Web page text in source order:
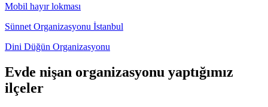
Mobil hayır lokması
Sünnet Organizasyonu İstanbul
Dini Düğün Organizasyonu
Evde nişan organizasyonu yaptığımız
ilçeler